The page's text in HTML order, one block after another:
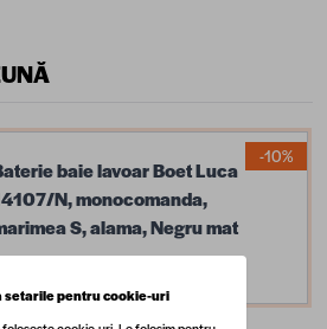
baie lavoar Boet Luca
N, monocomanda,
S, alama, Negru mat
-10%
setarile pentru cookie-uri